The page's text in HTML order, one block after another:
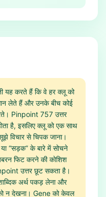
यह करते हैं कि वे हर क्लू को
लेते हैं और उनके बीच कोई
Pinpoint 757 उत्तर
है, इसलिए क्लू को एक साथ
विचार से चिपक जाना।
“सड़क” के बारे में सोचने
फिट करने की कोशिश
उत्तर छूट सकता है।
अर्थ पकड़ लेना और
न देखना। Gene को केवल